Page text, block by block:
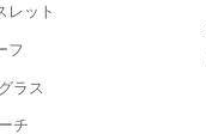
レット
フ
ラス
チ